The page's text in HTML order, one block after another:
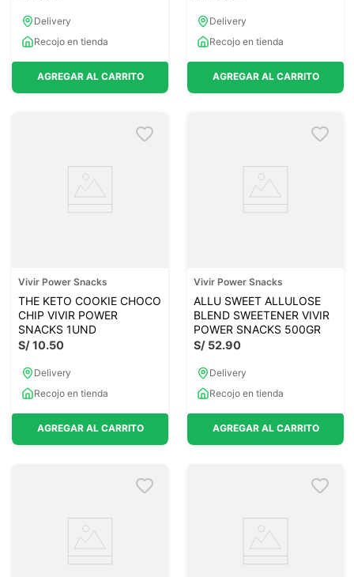
Delivery
Recojo en tienda
AGREGAR AL CARRITO
Delivery
Recojo en tienda
AGREGAR AL CARRITO
Vivir Power Snacks
THE KETO COOKIE CHOCO
CHIP VIVIR POWER
SNACKS 1UND
S/10.50
Delivery
Recojo en tienda
AGREGAR AL CARRITO
Vivir Power Snacks
ALLU SWEET ALLULOSE
BLEND SWEETENER VIVIR
POWER SNACKS 500GR
S/ 52.90
Delivery
Recojo en tienda
AGREGAR AL CARRITO